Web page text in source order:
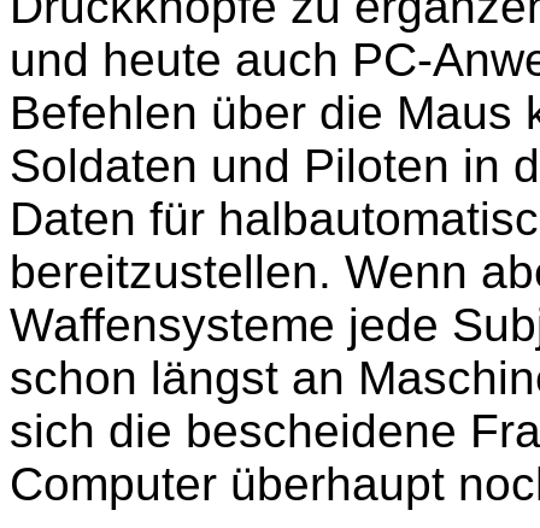
und heute auch PC-
Befehlen über die Maus
Soldaten und Piloten in
Daten für
bereitzustellen. Wenn
Waffensysteme jede
schon längst an
sich die bescheidene
Computer überhaupt